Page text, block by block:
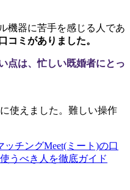
機器に苦手を感じる人であ
コミがありました。
点は、忙しい既婚者にとっ
使えました。難しい操作
チングMeet(ミート)の口
うべき人を徹底ガイド